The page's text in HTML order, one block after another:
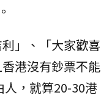
」、「大家歡喜
港沒有鈔票不能
人，就算20-30港